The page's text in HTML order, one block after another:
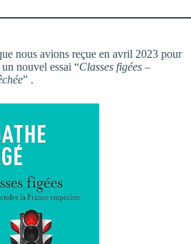
nous avions reçue en avril 2023 pour
nouvel essai “Classes figées –
” .